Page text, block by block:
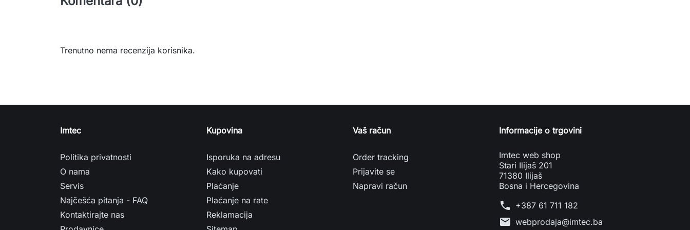
Trenutno nema recenzija korisnika.
Imtec
Politika privatnosti
O nama
Servis
Najčešća pitanja - FAQ
Kontaktirajte nas
Kupovina
Isporuka na adresu
Kako kupovati
Plaćanje
Plaćanje na rate
Reklamacija
Vaš račun
Order tracking
Prijavite se
Napravi račun
Informacije o trgovini
Imtec web shop
Stari Ilijaš 201
71380 Ilijaš
Bosna i Hercegovina
phone +387 61 711 182
mail webprodaja@imtec.ba